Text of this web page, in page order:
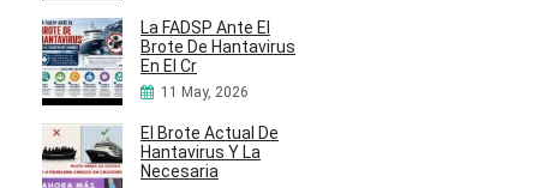
La FADSP Ante El
Brote De Hantavirus
En El Cr
11 May, 2026
El Brote Actual De
Hantavirus Y La
Necesaria